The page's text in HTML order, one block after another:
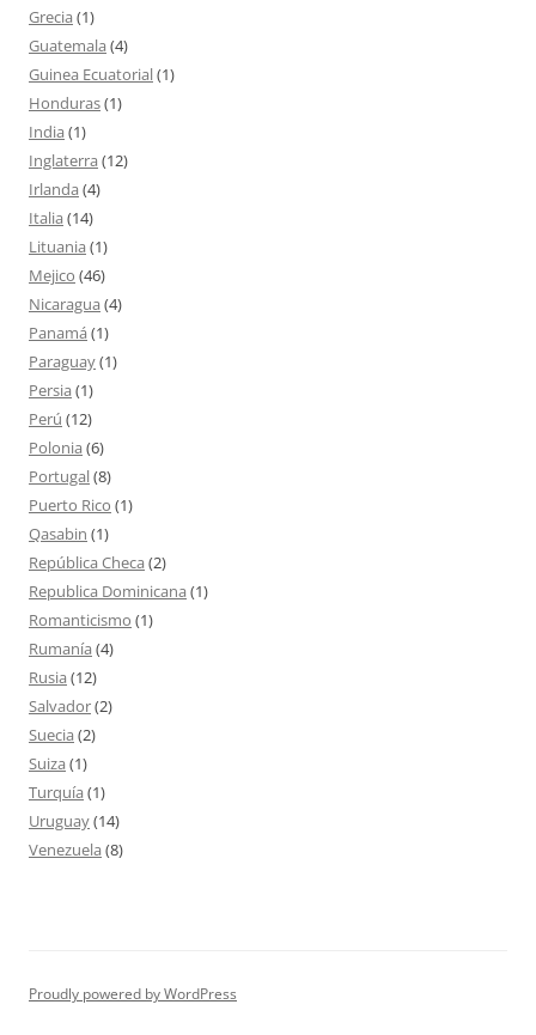
Grecia (1)
Guatemala (4)
Guinea Ecuatorial(1)
Honduras(1)
India (1)
Inglaterra (12)
Irlanda (4)
Italia (14)
Lituania (1)
Mejico (46)
Nicaragua (4)
Panamá (1)
Paraguay(1)
Persia (1)
Perú (12)
Polonia (6)
Portugal(8)
Puerto Rico (1)
Qasabin (1)
República Checa (2)
Republica Dominicana (1)
Romanticismo (1)
Rumanía (4)
Rusia (12)
Salvador(2)
Suecia (2)
Suiza (1)
Turquía (1)
Uruguay(14)
Venezuela (8)
Proudly powered by WordPress